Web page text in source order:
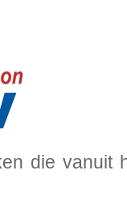
die vanuit